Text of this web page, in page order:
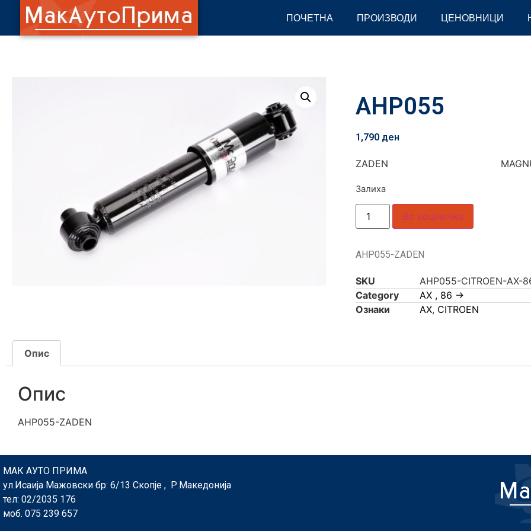
ПОЧЕТНА ПРОИЗВОДИ ЦЕНОВНИЦИ
AHP055
1,790 ден
ZADEN
Залиха
Во кошничка
AHP055-ZADEN
SKU
AHP055-CITROEN-AX-
Category
AX , 86 ->
Ознаки
AX, CITROEN
Опис
Опис
AHP055-ZADEN
МАК АУТО ПРИМА
ул.Исаија Мажовски бр: 6/13 Скопје , Р.Македонија
тел: 02/2035 176
моб. 075 239 657